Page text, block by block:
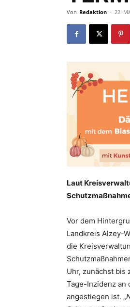
Von Redaktion - 22.
Laut
Vor dem
Landkreis Alzey-
die
Uhr, zunächst bis
Tage-Inzidenz an
angestiegen ist. „